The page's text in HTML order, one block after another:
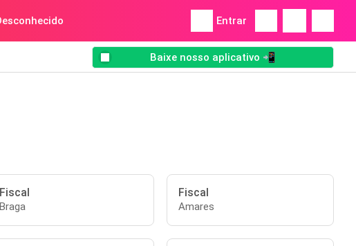
Entrar
Baixe nosso aplicativo 📲
Fiscal
Braga
Fiscal
Amares